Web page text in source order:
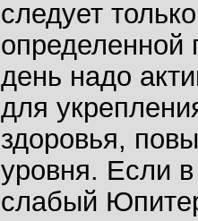
следует
определенной
день надо
для
здоровья,
уровня. Если
слабый